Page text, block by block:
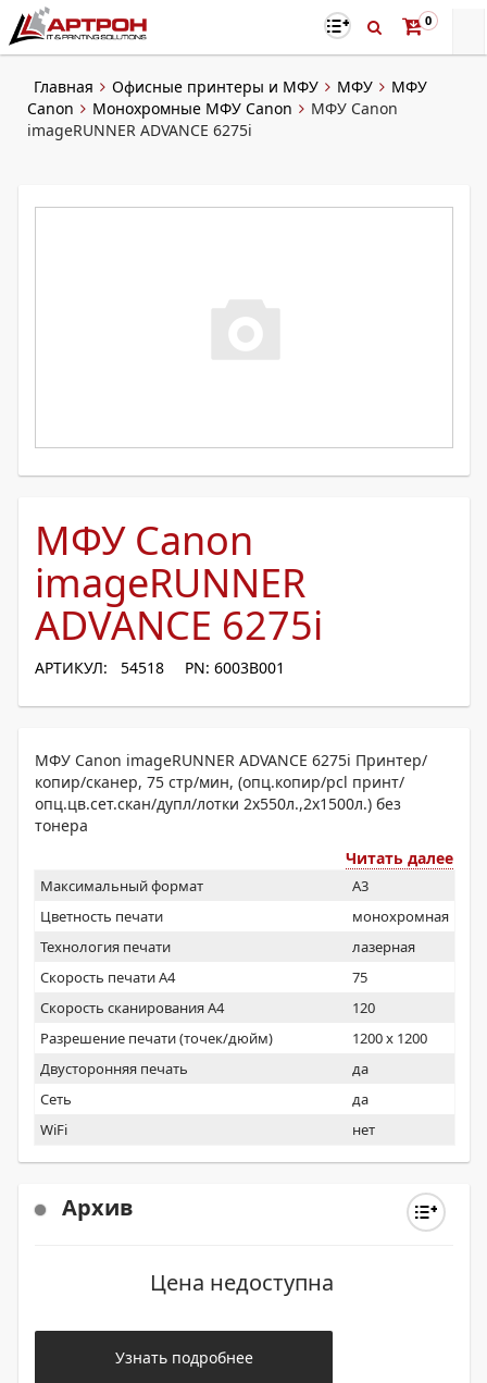
0
Главная Офисные принтеры и МФУ МФУ
МФУ
Canon
Монохромные МФУ Canon
МФУ Canon
imageRUNNER ADVANCE 6275i
МФУ Canon
imageRUNNER
ADVANCE 6275i
АРТИКУЛ: 54518 PN: 6003B001
МФУ Canon imageRUNNER ADVANCE 6275i Принтер/
копир/сканер, 75 стр/мин, (опц.копир/pcl принт/
опц.цв.сет.скан/дупл/лотки 2х550л.,2х1500л.) без
тонера
Читать далее
Максимальный формат
A3
Цветность печати
монохромная
Технология печати
лазерная
Скорость печати А4
75
Скорость сканирования А4
120
Разрешение печати (точек/дюйм)
1200 x 1200
Двусторонняя печать
да
Сеть
да
WiFi
нет
Архив
Цена недоступна
Узнать подробнее